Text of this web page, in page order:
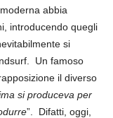
abbia
introducendo quegli
si
Un famoso
il diverso
si produceva per
”. Difatti, oggi,